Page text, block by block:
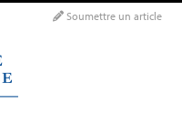
Soumettre un article